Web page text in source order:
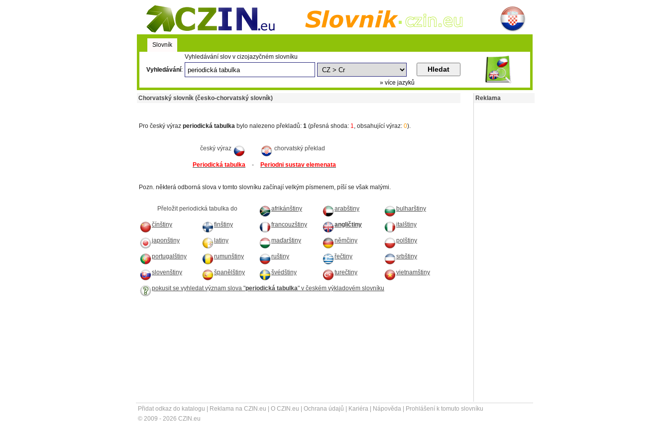
Slovník
Vyhledávání slov v cizojazyčném slovníku
Vyhledávání:
» více jazyků
Chorvatský slovník (česko-chorvatský slovník)
Pro český výraz periodická tabulka bylo nalezeno překladů: 1 (přesná shoda: 1, obsahující výraz: 0).
český výraz chorvatský překlad
Periodická tabulka - Periodni sustav elemenata
Pozn. některá odborná slova v tomto slovníku začínají velkým písmenem, píší se však malými.
Přeložit periodická tabulka do afrikánštiny arabštiny bulharštiny
čínštiny finštiny francouzštiny angličtiny italštiny
japonštiny latiny maďarštiny němčiny polštiny
portugalštiny rumunštiny ruštiny řečtiny srbštiny
slovenštiny španělštiny švédštiny turečtiny vietnamštiny
pokusit se vyhledat význam slova "periodická tabulka" v českém výkladovém slovníku
Reklama
Přidat odkaz do katalogu Reklama na CZIN.eu O CZIN.eu Ochrana údajů Kariéra Nápověda
Prohlášení k tomuto slovníku
© 2009 - 2026 CZIN.eu